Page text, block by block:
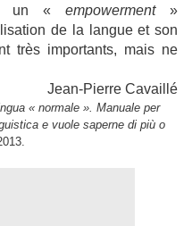
à un «empowerment»
de la langue et son
très importants, mais ne
Jean-Pierre Cavaillé
« normale ». Manuale per
e vuole saperne di più o